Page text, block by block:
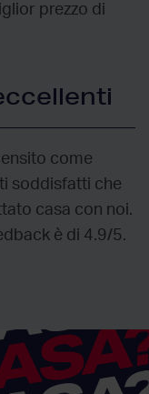
prezzo di
come
soddisfatti che
casa con noi.
è di 4.9/5.